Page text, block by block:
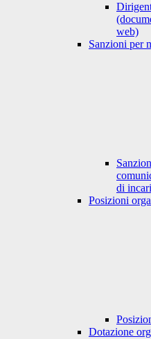
web)
Sanzioni per
di
Posizioni
Dotazione